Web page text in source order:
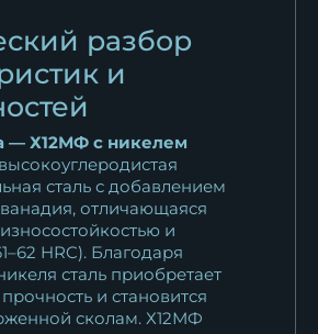
разбор
и
— Х12МФ с никелем
сталь с добавлением
отличающаяся
и
HRC). Благодаря
сталь приобретает
и становится
сколам. Х12МФ